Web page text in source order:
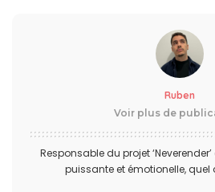
Ruben
Voir plus de
Responsable du projet
puissante et émotionelle, quel